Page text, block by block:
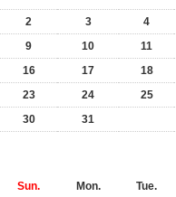
2
3 4
9
10 11
16
17 18
23
24 25
30
31
Sun. Mon. Tue.